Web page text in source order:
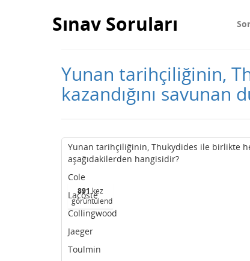
Sınav Soruları
Yunan tarihçiliğinin,
kazandığını savunan
891kez
görüntülendi
Yunan tarihçiliğinin, Thukydides ile birlikte
aşağıdakilerden hangisidir?
Cole
Lacoste
Collingwood
Jaeger
Toulmin